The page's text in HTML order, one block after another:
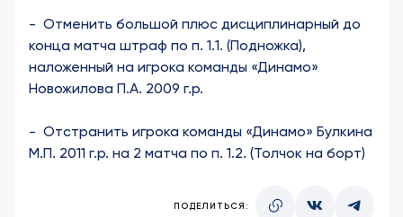
- Отменить большой плюс дисциплинарный до
конца матча штраф по п. 1.1. (Подножка),
наложенный на игрока команды «Динамо»
Новожилова П.А. 2009 г.р.
- Отстранить игрока команды «Динамо» Булкина
М.П. 2011 г.р. на 2 матча по п. 1.2. (Толчок на борт)
ПОДЕЛИТЬСЯ: